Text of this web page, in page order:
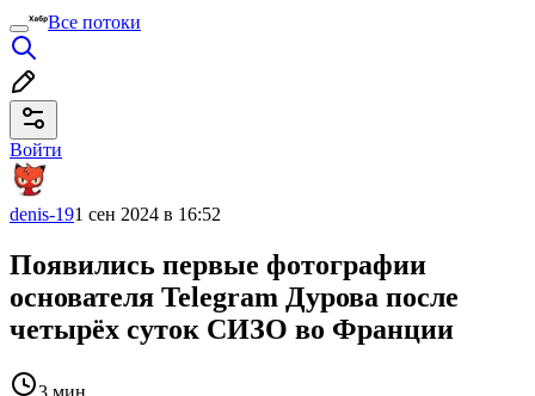
Все потоки
Войти
denis-191 сен 2024 в 16:52
Появились первые фотографии
основателя Telegram Дурова после
четырёх суток СИЗО во Франции
3 мин